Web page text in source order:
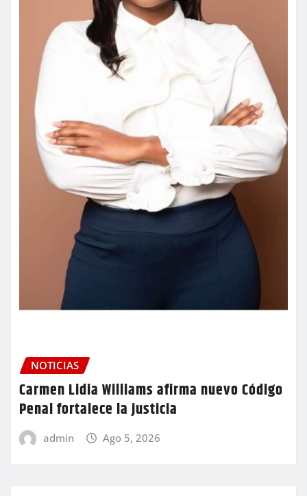
NOTICIAS
Carmen Lidia Williams afirma nuevo Código
Penal fortalece la justicia
admin Ago 5, 2026